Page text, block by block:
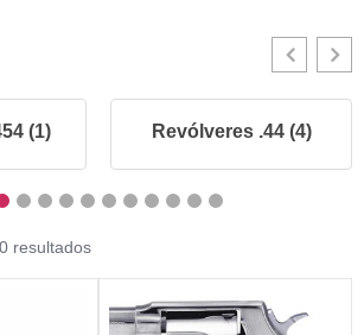
(1) Revólveres .44 (4)
resultados